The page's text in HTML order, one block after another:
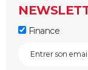
Finance